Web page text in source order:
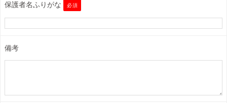
保護者名ふりがな 必須
備考